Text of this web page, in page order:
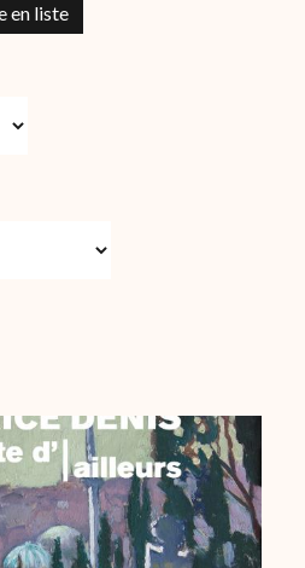
en liste